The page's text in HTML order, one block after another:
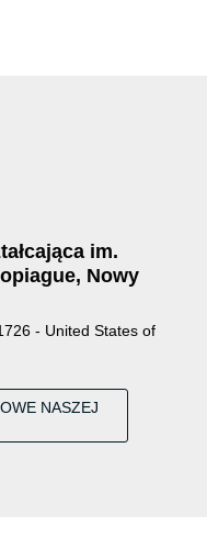
im.
Nowy
- United States of
NASZEJ